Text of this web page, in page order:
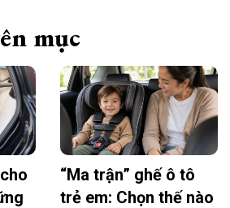
mục
“Ma trận” ghế ô tô
trẻ em: Chọn thế nào